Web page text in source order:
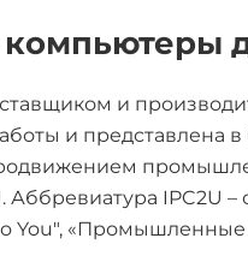
и
и представлена в
Аббревиатура
You",